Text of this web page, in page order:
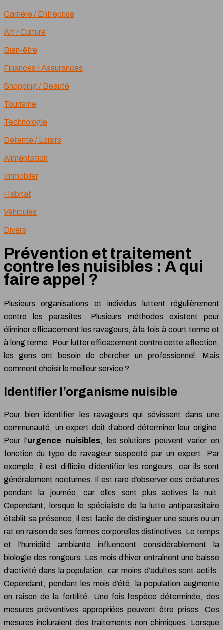
Carrière / Entreprise
Art / Culture
Bien-être
Finances / Assurances
Shopping / Beauté
Tourisme
Technologie
Détente / Loisirs
Alimentation
Immobiler
Habitat
Véhicules
Divers
Prévention et traitement
contre les nuisibles : A qui
faire appel ?
Plusieurs organisations et individus luttent régulièrement
contre les parasites. Plusieurs méthodes existent pour
éliminer efficacement les ravageurs, à la fois à court terme et
à long terme. Pour lutter efficacement contre cette affection,
les gens ont besoin de chercher un professionnel. Mais
comment choisir le meilleur service ?
Identifier l’organisme nuisible
Pour bien identifier les ravageurs qui sévissent dans une
communauté, un expert doit d’abord déterminer leur origine.
Pour l’urgence nuisibles, les solutions peuvent varier en
fonction du type de ravageur suspecté par un expert. Par
exemple, il est difficile d’identifier les rongeurs, car ils sont
généralement nocturnes. Il est rare d’observer ces créatures
pendant la journée, car elles sont plus actives la nuit.
Cependant, lorsque le spécialiste de la lutte antiparasitaire
établit sa présence, il est facile de distinguer une souris ou un
rat en raison de ses formes corporelles distinctives. Le temps
et l’humidité ambiante influencent considérablement la
biologie des rongeurs. Les mois d’hiver entraînent une baisse
d’activité dans la population, car moins d’adultes sont actifs.
Cependant, pendant les mois d’été, la population augmente
en raison de la fertilité. Une fois l’espèce déterminée, des
mesures préventives appropriées peuvent être prises. Ces
mesures incluraient des traitements non chimiques. Lorsque